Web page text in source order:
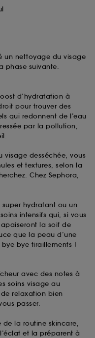
un nettoyage du visage
phase suivante.
d’hydratation à
pour trouver des
qui redonnent de l’eau
par la pollution,
visage desséchée, vous
et textures, selon la
Chez Sephora,
hydratant ou un
intensifs qui, si vous
la soif de
que la peau d’une
bye tiraillements !
avec des notes à
soins visage au
relaxation bien
passer.
de la routine skincare,
et la préparent à
notre site afin
en ligne :
contre les
et les
fourniture de
tel que les
utilisés afin de
à votre
visite sur le site
accord. Vous
le dépôt
"personnaliser mes
"tout accepter".
de
pour les
personnelles
activité en ligne
pouvez à tout
Si vous
sur les cookies